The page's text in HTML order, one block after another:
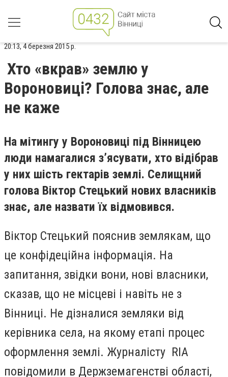
20:13, 4 березня 2015 р.
Хто «вкрав» землю у
Вороновиці? Голова знає, але
не каже
На мітингу у Вороновиці під Вінницею
люди намагалися з’ясувати, хто відібрав
у них шість гектарів землі. Селищний
голова Віктор Стецький нових власників
знає, але назвати їх відмовився.
Віктор Стецький пояснив землякам, що
це конфідеційна інформація. На
запитання, звідки вони, нові власники,
сказав, що не місцеві і навіть не з
Вінниці. Не дізналися земляки від
керівника села, на якому етапі процес
оформлення землі. Журналісту RIA
повідомили в Держземагенстві області,